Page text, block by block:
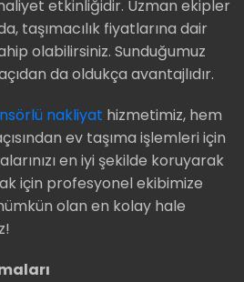
etkinliğidir. Uzman ekipler
taşımacılık fiyatlarına dair
olabilirsiniz. Sunduğumuz
da oldukça avantajlıdır.
nakliyat hizmetimiz, hem
ev taşıma işlemleri için
en iyi şekilde koruyarak
için profesyonel ekibimize
olan en kolay hale